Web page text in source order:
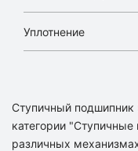
Уплотнение
Ступичный подшипник
категории
различных